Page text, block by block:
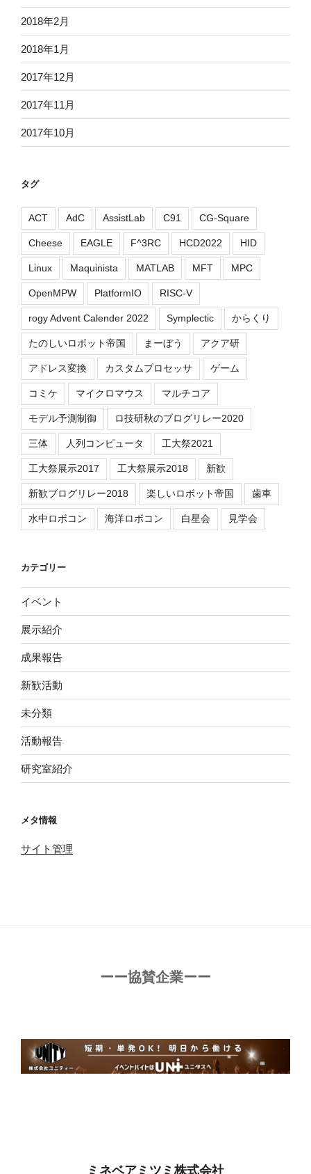
2018年2月
2018年1月
2017年12月
2017年11月
2017年10月
タグ
ACT AdC AssistLab C91 CG-Square
Cheese EAGLE F^3RC HCD2022 HID
Linux Maquinista MATLAB MFT MPC
OpenMPW PlatformIO RISC-V
rogy Advent Calender 2022 Symplectic からくり
たのしいロボット帝国 まーぼう アクア研
アドレス変換 カスタムプロセッサ ゲーム
コミケ マイクロマウス マルチコア
モデル予測制御 ロ技研秋のブログリレー2020
三体 人列コンピュータ 工大祭2021
工大祭展示2017 工大祭展示2018 新歓
新歓ブログリレー2018 楽しいロボット帝国 歯車
水中ロボコン 海洋ロボコン 白星会 見学会
カテゴリー
イベント
展示紹介
成果報告
新歓活動
未分類
活動報告
研究室紹介
メタ情報
サイト管理
ーー協賛企業ーー
ミネベアミツミ株式会社